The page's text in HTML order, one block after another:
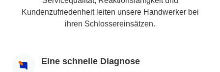
Kundenzufriedenheit leiten unsere Handwerker bei
ihren Schlossereinsätzen.
Eine schnelle Diagnose